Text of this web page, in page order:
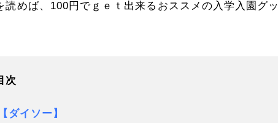
読めば、100円でｇｅｔ出来るおススメの入学入園グ
次
ダイソー】